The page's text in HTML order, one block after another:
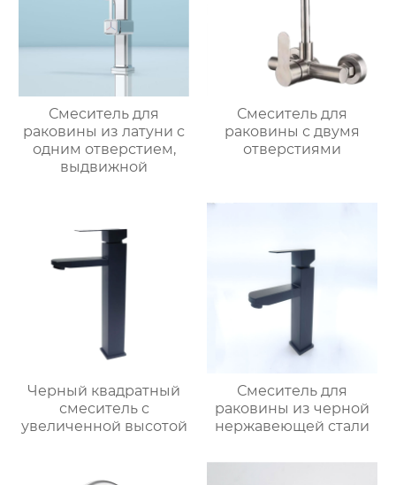
Смеситель для
раковины из латуни с
одним отверстием,
выдвижной
Смеситель для
раковины с двумя
отверстиями
Черный квадратный
смеситель с
увеличенной высотой
Смеситель для
раковины из черной
нержавеющей стали